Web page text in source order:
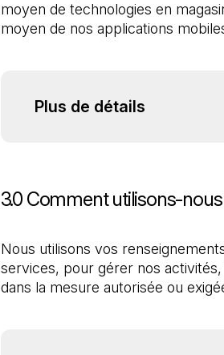
moyen de technologies en
moyen de nos applications
Plus de détails
3.0 Comment utilisons-
Nous utilisons vos
services, pour gérer nos
dans la mesure autorisée ou